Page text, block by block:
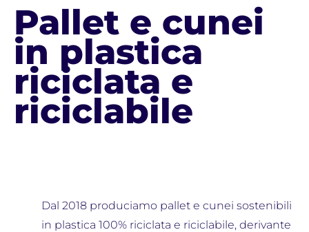
Pallet e cunei
in plastica
riciclata e
riciclabile
Dal 2018 produciamo pallet e cunei sostenibili
in plastica 100% riciclata e riciclabile, derivante